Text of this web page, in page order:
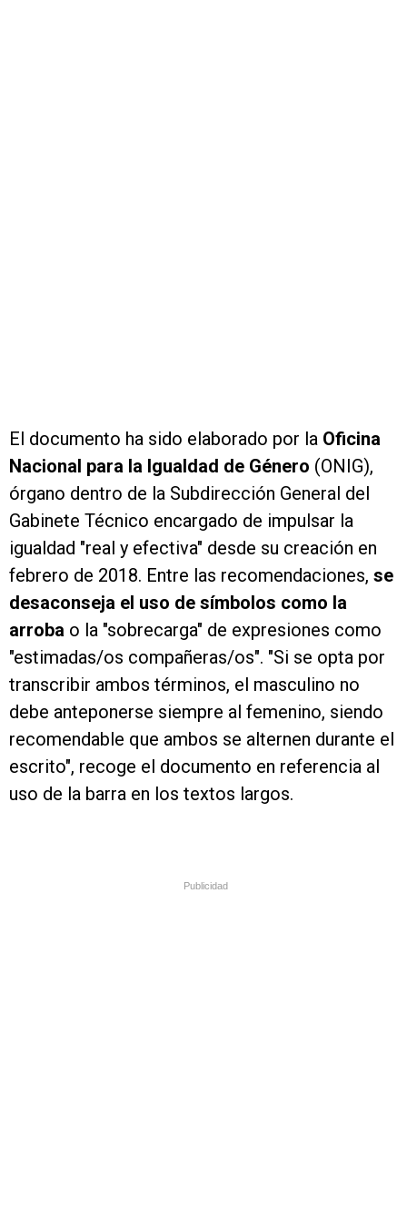
El documento ha sido elaborado por la Oficina
Nacional para la Igualdad de Género (ONIG),
órgano dentro de la Subdirección General del
Gabinete Técnico encargado de impulsar la
igualdad "real y efectiva" desde su creación en
febrero de 2018. Entre las recomendaciones, se
desaconseja el uso de símbolos como la
arroba o la "sobrecarga" de expresiones como
"estimadas/os compañeras/os". "Si se opta por
transcribir ambos términos, el masculino no
debe anteponerse siempre al femenino, siendo
recomendable que ambos se alternen durante el
escrito", recoge el documento en referencia al
uso de la barra en los textos largos.
Publicidad